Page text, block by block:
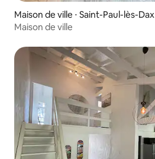
Maison de ville ⋅ Saint-Paul-lès-Dax
Maison de ville